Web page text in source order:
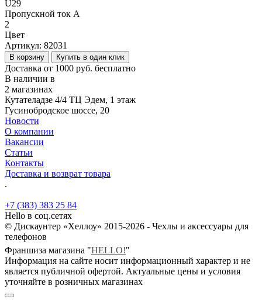
U29
Пропускной ток А
2
Цвет
Артикул: 82031
В корзину Купить в один клик
Доставка от 1000 руб. бесплатно
В наличии в
2 магазинах
Кутателадзе 4/4 ТЦ Эдем, 1 этаж
Гусинобродское шоссе, 20
Новости
О компании
Вакансии
Статьи
Контакты
Доставка и возврат товара
.
+7 (383) 383 25 84
Hello в соц.сетях
© Дискаунтер «Хеллоу» 2015-2026 - Чехлы и аксессуары для
телефонов
Франшиза магазина "HELLO!"
Информация на сайте носит информационный характер и не
является публичной офертой. Актуальные цены и условия
уточняйте в розничных магазинах